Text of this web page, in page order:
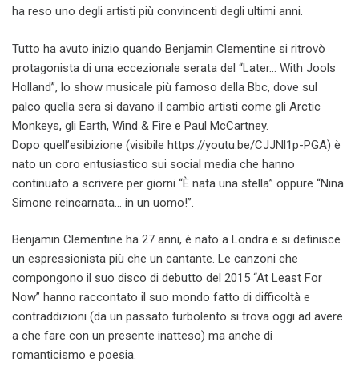
ha reso uno degli artisti più convincenti degli ultimi anni.
Tutto ha avuto inizio quando Benjamin Clementine si ritrovò
protagonista di una eccezionale serata del “Later… With Jools
Holland”, lo show musicale più famoso della Bbc, dove sul
palco quella sera si davano il cambio artisti come gli Arctic
Monkeys, gli Earth, Wind & Fire e Paul McCartney.
Dopo quell’esibizione (visibile https://youtu.be/CJJNl1p-PGA) è
nato un coro entusiastico sui social media che hanno
continuato a scrivere per giorni “È nata una stella” oppure “Nina
Simone reincarnata… in un uomo!”.
Benjamin Clementine ha 27 anni, è nato a Londra e si definisce
un espressionista più che un cantante. Le canzoni che
compongono il suo disco di debutto del 2015 “At Least For
Now” hanno raccontato il suo mondo fatto di difficoltà e
contraddizioni (da un passato turbolento si trova oggi ad avere
a che fare con un presente inatteso) ma anche di
romanticismo e poesia.